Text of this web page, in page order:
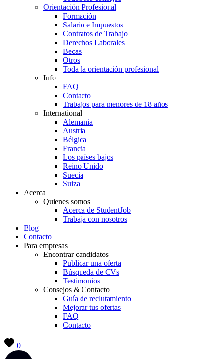
Orientación Profesional
Formación
Salario e Impuestos
Contratos de Trabajo
Derechos Laborales
Becas
Otros
Toda la orientación profesional
Info
FAQ
Contacto
Trabajos para menores de 18 años
International
Alemania
Austria
Bélgica
Francia
Los países bajos
Reino Unido
Suecia
Suiza
Acerca
Quienes somos
Acerca de StudentJob
Trabaja con nosotros
Blog
Contacto
Para empresas
Encontrar candidatos
Publicar una oferta
Búsqueda de CVs
Testimonios
Consejos & Contacto
Guía de reclutamiento
Mejorar tus ofertas
FAQ
Contacto
0